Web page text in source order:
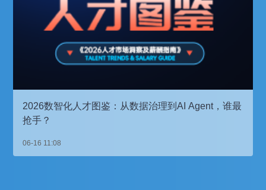
2026数智化人才图鉴：从数据治理到AI Agent，谁最
抢手？
06-16 11:08